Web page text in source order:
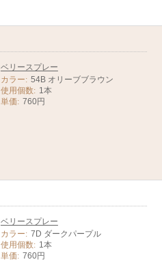
ベリースプレー
カラー: 54B オリーブブラウン
使用個数: 1本
単価: 760円
ベリースプレー
カラー: 7D ダークパープル
使用個数: 1本
単価: 760円